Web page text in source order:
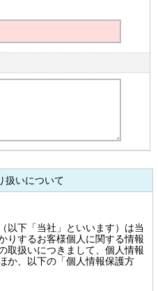
扱いについて
以下「当社」といいます）は当
りするお客様個人に関する情報
取扱いにつきまして、個人情報
か、以下の「個人情報保護方